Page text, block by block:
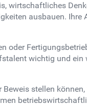
wirtschaftliches
ausbauen. Ihre
wichtig und
stellen